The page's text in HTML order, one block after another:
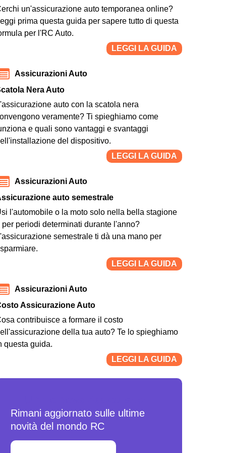
un'assicurazione auto temporanea online?
prima questa guida per sapere tutto di questa
per l'RC Auto.
LEGGI LA GUIDA
Assicurazioni Auto
Nera Auto
auto con la scatola nera
veramente? Ti spieghiamo come
e quali sono vantaggi e svantaggi
del dispositivo.
LEGGI LA GUIDA
Assicurazioni Auto
auto semestrale
l'automobile o la moto solo nella bella stagione
per periodi determinati durante l'anno?
semestrale ti dà una mano per
LEGGI LA GUIDA
Assicurazioni Auto
Assicurazione Auto
contribuisce a formare il costo
della tua auto? Te lo spieghiamo
questa guida.
LEGGI LA GUIDA
Rimani aggiornato sulle ultime
novità del mondo RC